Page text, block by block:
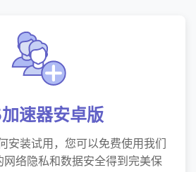
速器安卓版
安装试用，您可以免费使用我们
网络隐私和数据安全得到完美保